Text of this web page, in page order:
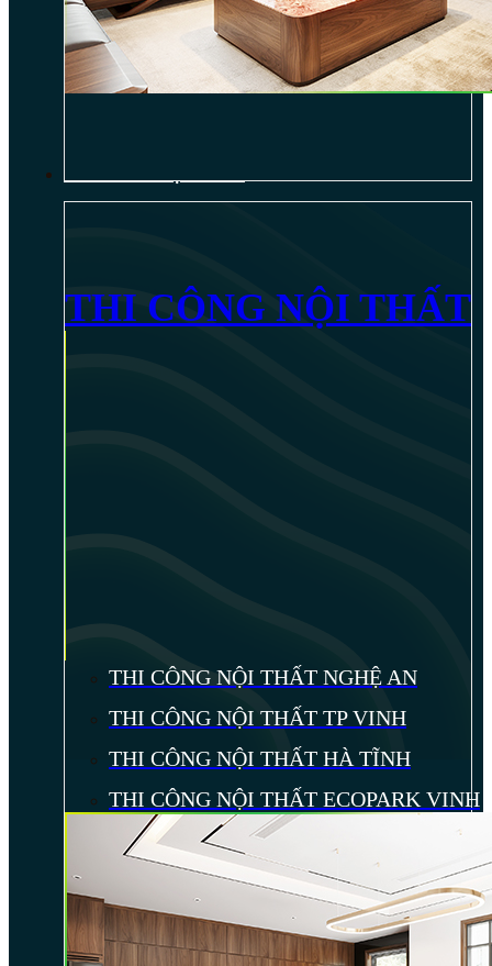
THI CÔNG NỘI THẤT
THI CÔNG NỘI THẤT NGHỆ AN
THI CÔNG NỘI THẤT TP VINH
THI CÔNG NỘI THẤT HÀ TĨNH
THI CÔNG NỘI THẤT ECOPARK VINH